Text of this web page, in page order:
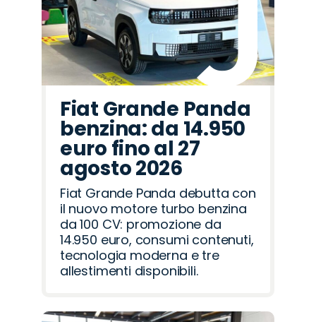
Fiat Grande Panda
benzina: da 14.950
euro fino al 27
agosto 2026
Fiat Grande Panda debutta con
il nuovo motore turbo benzina
da 100 CV: promozione da
14.950 euro, consumi contenuti,
tecnologia moderna e tre
allestimenti disponibili.